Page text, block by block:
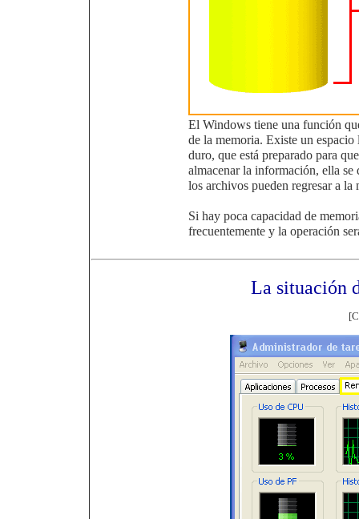
El Windows tiene una función
de la memoria. Existe un
duro, que está preparado para
almacenar la información, ella
los archivos pueden regresar a la
Si hay poca capacidad de
frecuentemente y la operación
La situación